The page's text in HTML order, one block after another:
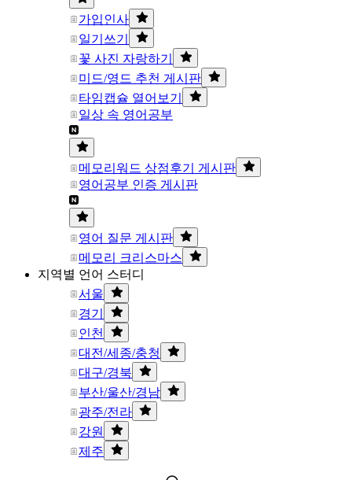
가입인사
일기쓰기
꽃 사진 자랑하기
미드/영드 추천 게시판
타임캡슐 열어보기
일상 속 영어공부
메모리워드 상점후기 게시판
영어공부 인증 게시판
영어 질문 게시판
메모리 크리스마스
지역별 언어 스터디
서울
경기
인천
대전/세종/충청
대구/경북
부산/울산/경남
광주/전라
강원
제주